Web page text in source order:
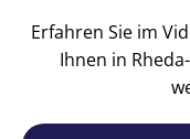
Erfahren Sie im
Ihnen in